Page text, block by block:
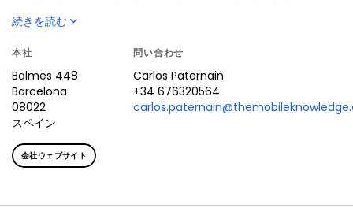
leveraging on smart, connected and s
続きを読む
本社
Balmes 448
Barcelona
08022
スペイン
問い合わせ
Carlos Paternain
+34 676320564
会社ウェブサイト